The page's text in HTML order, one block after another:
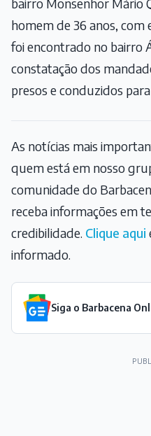
bairro Monsenhor Mário
homem de 36 anos, com
foi encontrado no bairro
constatação dos
presos e conduzidos
As notícias mais
quem está em nosso
comunidade do
receba informações em
credibilidade. Clique aqui
informado.
Siga o Barbacena